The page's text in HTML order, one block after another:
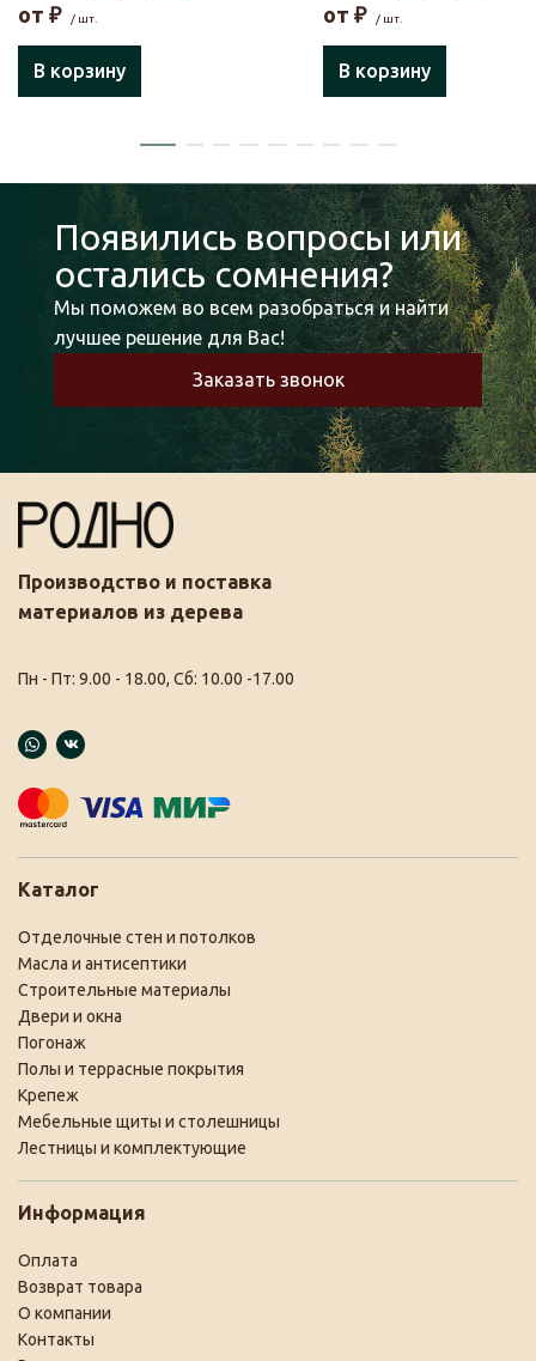
от ₽ / шт.
В корзину
от ₽ / шт.
В корзину
Появились вопросы или
остались сомнения?
Мы поможем во всем разобраться и найти
лучшее решение для Вас!
Заказать звонок
Производство и поставка
материалов из дерева
Пн - Пт: 9.00 - 18.00, Сб: 10.00 -17.00
Каталог
Отделочные стен и потолков
Масла и антисептики
Строительные материалы
Двери и окна
Погонаж
Полы и террасные покрытия
Крепеж
Мебельные щиты и столешницы
Лестницы и комплектующие
Информация
Оплата
Возврат товара
О компании
Контакты